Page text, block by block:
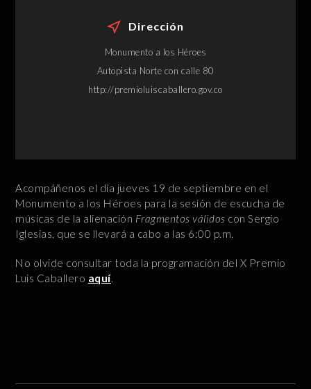
Dirección
Monumento a los Héroes
Autopista Norte con calle 80
http://premioluiscaballero.gov.co
Acompáñenos el día jueves 19 de septiembre en el
Monumento a los Héroes para la sesión de escucha de
músicas de la alienación Fragmentos válidos con Sergio
Iglesias, que se llevará a cabo a las 6:00 p.m.
No olvide consultar toda la programación del X Premio
Luis Caballero aquí.